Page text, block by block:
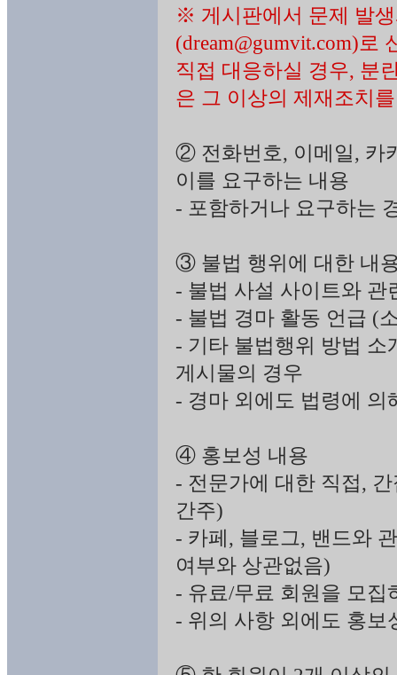
※ 게시판에서 문제 발
(dream@gumvit.com)로
직접 대응하실 경우, 분
은 그 이상의 제재조치
② 전화번호, 이메일, 카
이를 요구하는 내용
- 포함하거나 요구하는
③ 불법 행위에 대한 내
- 불법 사설 사이트와 관
- 불법 경마 활동 언급 (
- 기타 불법행위 방법 소
게시물의 경우
- 경마 외에도 법령에 의
④ 홍보성 내용
- 전문가에 대한 직접,
간주)
- 카페, 블로그, 밴드와
여부와 상관없음)
- 유료/무료 회원을 모집
- 위의 사항 외에도 홍보